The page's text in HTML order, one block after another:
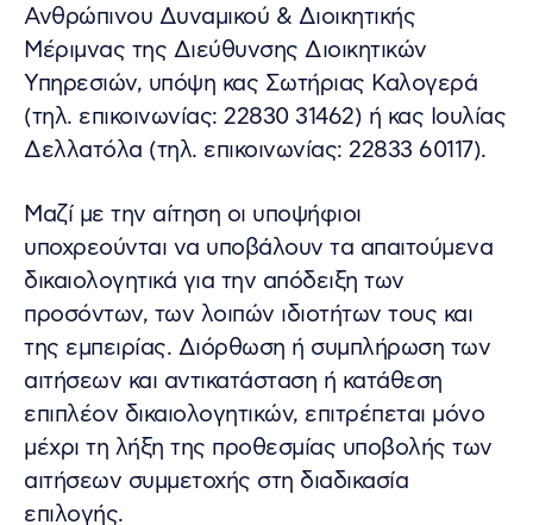
Ανθρώπινου Δυναμικού & Διοικητικής
Μέριμνας της Διεύθυνσης Διοικητικών
Υπηρεσιών, υπόψη κας Σωτήριας Καλογερά
(τηλ. επικοινωνίας: 22830 31462) ή κας Ιουλίας
Δελλατόλα (τηλ. επικοινωνίας: 22833 60117).
Μαζί με την αίτηση οι υποψήφιοι
υποχρεούνται να υποβάλουν τα απαιτούμενα
δικαιολογητικά για την απόδειξη των
προσόντων, των λοιπών ιδιοτήτων τους και
της εμπειρίας. Διόρθωση ή συμπλήρωση των
αιτήσεων και αντικατάσταση ή κατάθεση
επιπλέον δικαιολογητικών, επιτρέπεται μόνο
μέχρι τη λήξη της προθεσμίας υποβολής των
αιτήσεων συμμετοχής στη διαδικασία
επιλογής.